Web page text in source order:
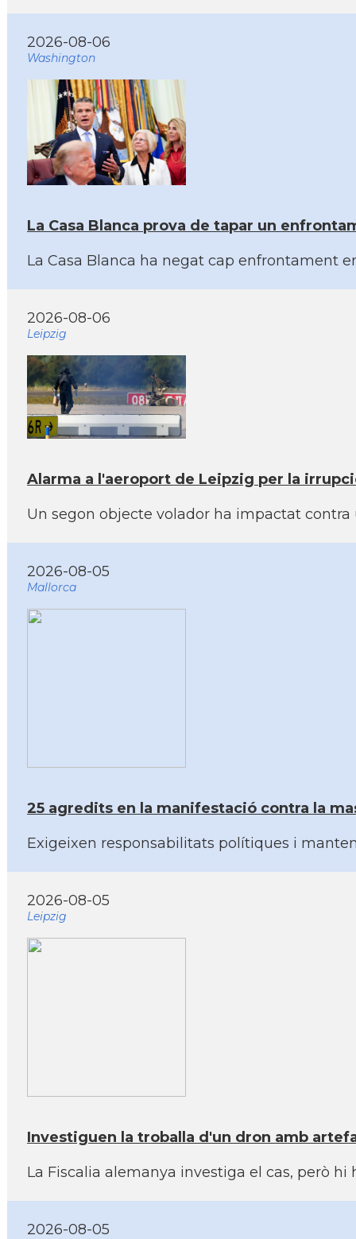
2026-08-06
Washington
La Casa Blanca prova de tapar un
La Casa Blanca ha negat cap enfrontament
2026-08-06
Leipzig
Alarma a l'aeroport de Leipzig per la
Un segon objecte volador ha impactat
2026-08-05
Mallorca
25 agredits en la manifestació contra la
Exigeixen responsabilitats polítiques i
2026-08-05
Leipzig
Investiguen la troballa d'un dron amb
La Fiscalia alemanya investiga el cas, però
2026-08-05